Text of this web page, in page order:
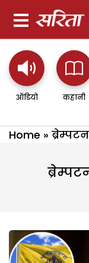
ऑडियो कहानी
Home »